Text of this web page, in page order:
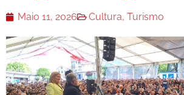
Maio 11, 2026 Cultura, Turismo